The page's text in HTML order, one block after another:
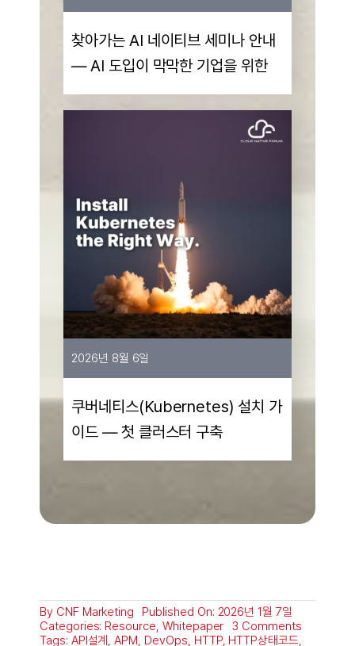
찾아가는 AI 네이티브 세미나 안내
— AI 도입이 막막한 기업을 위한
2026년 8월 6일
쿠버네티스(Kubernetes) 설치 가
이드 — 첫 클러스터 구축
By CNF Marketing
Published On: 2026년 1월 7일
Categories: Resource, Whitepaper 3 Commentson
Tags: API설계 ,APM, DevOps, HTTP, HTTP상태코드,